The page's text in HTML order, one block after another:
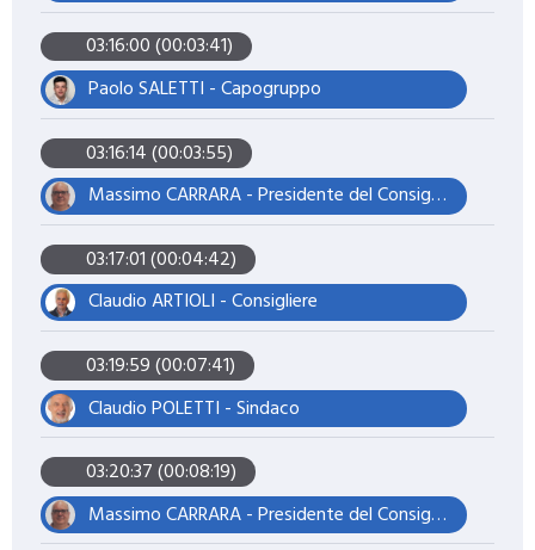
03:16:00 (00:03:41)
Paolo SALETTI - Capogruppo
03:16:14 (00:03:55)
Massimo CARRARA - Presidente del Consiglio
03:17:01 (00:04:42)
Claudio ARTIOLI - Consigliere
03:19:59 (00:07:41)
Claudio POLETTI - Sindaco
03:20:37 (00:08:19)
Massimo CARRARA - Presidente del Consiglio